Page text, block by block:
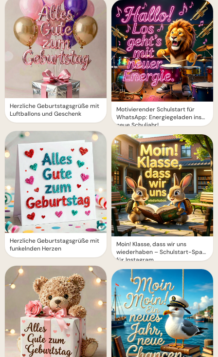
Herzliche Geburtstagsgrüße mit
Luftballons und Geschenk
Herzliche Geburtstagsgrüße mit
funkelnden Herzen
Motivierender Schulstart für
WhatsApp: Energiegeladen ins
neue Schuljahr!
Moin! Klasse, dass wir uns
wiederhaben – Schulstart-Spaß
für Instagram